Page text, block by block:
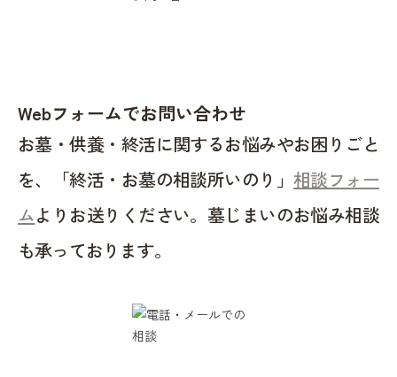
Webフォームでお問い合わせ
お墓・供養・終活に関するお悩みやお困りごと
を、「終活・お墓の相談所いのり」相談フォー
ムよりお送りください。墓じまいのお悩み相談
も承っております。